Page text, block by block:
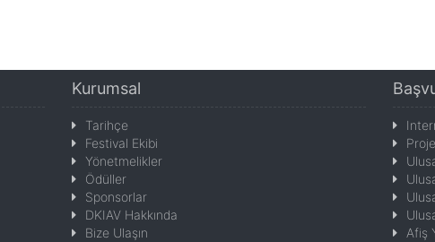
Kurumsal
Tarihçe
Festival Ekibi
Yönetmelikler
Ödüller
Sponsorlar
DKIAV Hakkında
Bize Ulaşın
Afiş